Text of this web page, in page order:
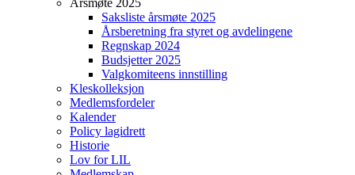
Saksliste årsmøte 2025
Årsberetning fra styret og avdelingene
Regnskap 2024
Budsjetter 2025
Valgkomiteens innstilling
Kleskolleksjon
Medlemsfordeler
Kalender
Policy lagidrett
Historie
Lov for LIL